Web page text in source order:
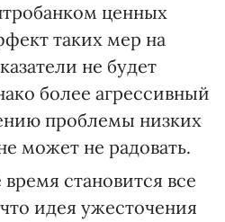
ценных
таких мер на
не будет
более агрессивный
проблемы низких
может не радовать.
становится все
идея ужесточения